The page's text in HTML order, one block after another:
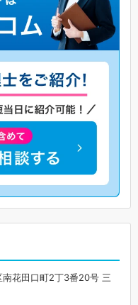
南花田口町2丁3番20号 三